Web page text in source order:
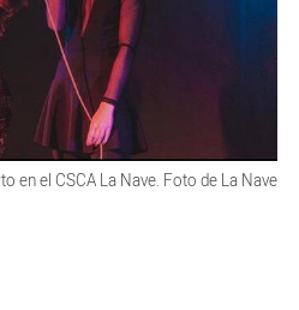
en el CSCA La Nave. Foto de La Nave